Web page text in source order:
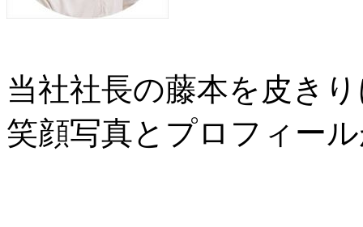
当社社長の藤本を皮き
笑顔写真とプロフィー